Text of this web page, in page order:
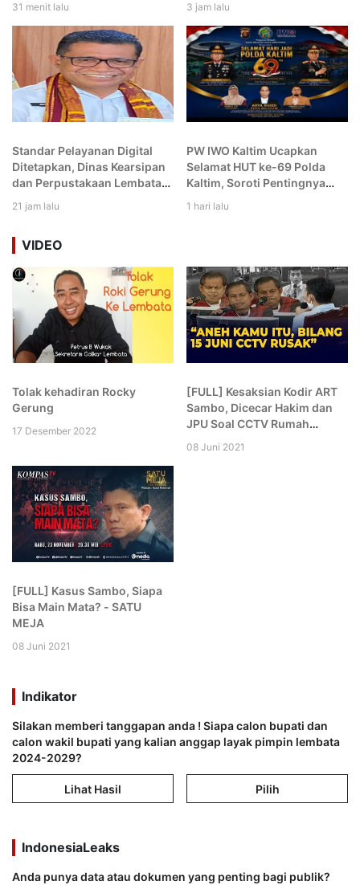
Lembata
31 menit lalu
sebagai putra Lembata
3 jam lalu
Standar Pelayanan Digital
Ditetapkan, Dinas Kearsipan
dan Perpustakaan Lembata
Teknologi Informasi
21 jam lalu
PW IWO Kaltim Ucapkan
Selamat HUT ke-69 Polda
Kaltim, Soroti Pentingnya
1 hari lalu
VIDEO
Tolak kehadiran Rocky
Gerung
17 Desember 2022
[FULL] Kesaksian Kodir ART
Sambo, Dicecar Hakim dan
JPU Soal CCTV Rumah
08 Juni 2021
[FULL] Kasus Sambo, Siapa
Bisa Main Mata? - SATU
MEJA
08 Juni 2021
Indikator
Silakan memberi tanggapan anda ! Siapa calon bupati dan
calon wakil bupati yang kalian anggap layak pimpin lembata
2024-2029?
Lihat Hasil Pilih
IndonesiaLeaks
Anda punya data atau dokumen yang penting bagi publik?